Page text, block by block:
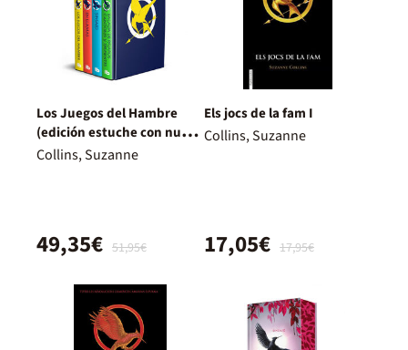
Los Juegos del Hambre
(edición estuche con nuevo
diseño internacional)
Collins, Suzanne
51,95€
49,35€
Els jocs de la fam I
Collins, Suzanne
17,95€
17,05€